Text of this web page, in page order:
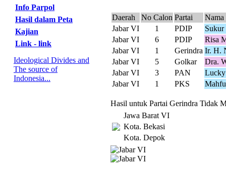
Info Parpol
Hasil dalam Peta
Kajian
Link - link
Ideological Divides and
The source of
Indonesia...
Daerah No Calon Partai
Nama
Jabar VI
1 PDIP
Sukur
Jabar VI
6 PDIP
Risa
Jabar VI
1 Gerindra Ir. H.
Jabar VI
5 Golkar
Dra.
Jabar VI
3 PAN
Jabar VI
1 PKS
Hasil untuk Partai Gerindra Tidak
Jawa Barat VI
Kota. Bekasi
Kota. Depok